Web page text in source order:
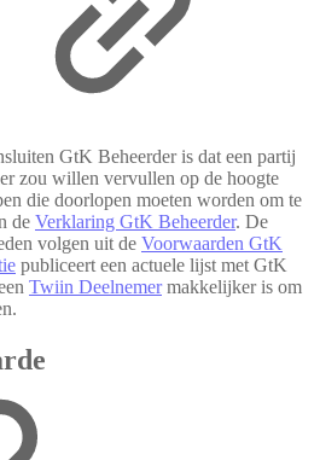
GtK Beheerder is dat een partij
zou willen vervullen op de hoogte
die doorlopen moeten worden om te
de Verklaring GtK Beheerder. De
volgen uit de Voorwaarden GtK
publiceert een actuele lijst met GtK
Twiin Deelnemermakkelijker is om